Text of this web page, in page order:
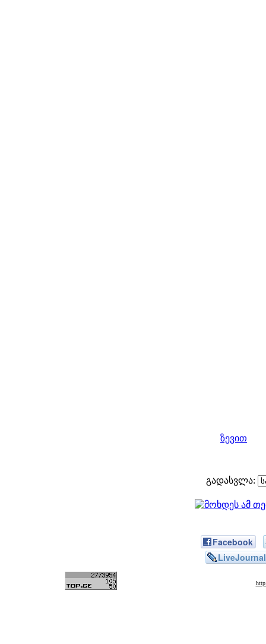
ზევით
გადასვლა:
Facebook
LiveJournal